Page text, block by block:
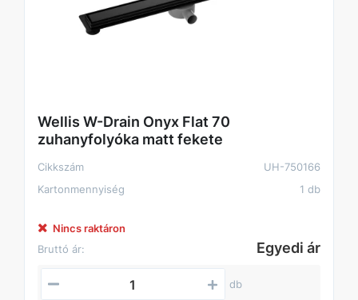
Wellis W-Drain Onyx Flat 70
zuhanyfolyóka matt fekete
Cikkszám
UH-750166
Kartonmennyiség
1 db
Nincs raktáron
Bruttó ár:
Egyedi ár
db